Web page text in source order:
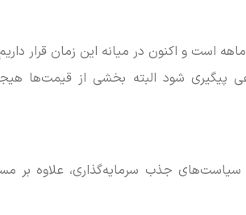
است و اکنون در میانه این زمان قرار
شود البته بخشی از قیمت‌ها
جذب سرمایه‌گذاری، علاوه بر